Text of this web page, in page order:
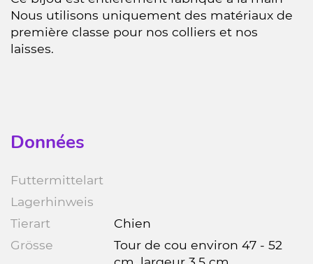
Nous utilisons uniquement des matériaux de
première classe pour nos colliers et nos
laisses.
Données
Futtermittelart
Lagerhinweis
Tierart
Chien
Grösse
Tour de cou environ 47 - 52